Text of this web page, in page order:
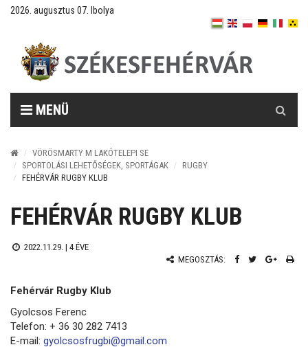
2026. augusztus 07. Ibolya
MENÜ
VÖRÖSMARTY M LAKÓTELEPI SE
SPORTOLÁSI LEHETŐSÉGEK, SPORTÁGAK
RUGBY
FEHÉRVÁR RUGBY KLUB
FEHÉRVÁR RUGBY KLUB
2022.11.29. | 4 ÉVE
MEGOSZTÁS:
Fehérvár Rugby Klub
Gyolcsos Ferenc
Telefon: + 36 30 282 7413
E-mail: gyolcsosfrugbi@gmail.com